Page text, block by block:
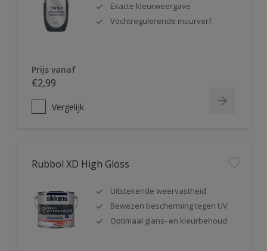
Exacte kleurweergave
Vochtregulerende muurverf
Prijs vanaf
€2,99
Vergelijk
Rubbol XD High Gloss
Uitstekende weervastheid
Bewezen bescherming tegen UV
Optimaal glans- en kleurbehoud